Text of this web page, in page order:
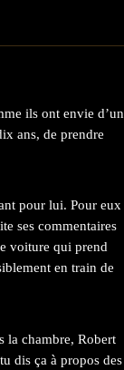
ils ont envie d’un
ans, de prendre
pour lui. Pour eux
ses commentaires
voiture qui prend
en train de
la chambre, Robert
dis ça à propos des